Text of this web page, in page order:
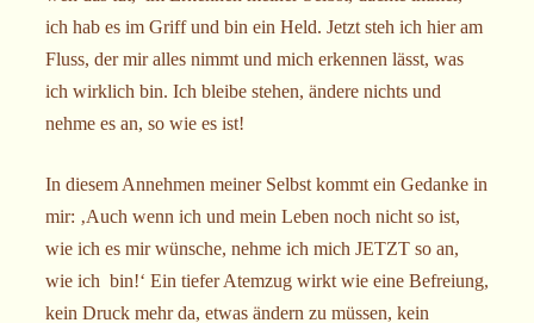
ich hab es im Griff und bin ein Held. Jetzt steh ich hier am
Fluss, der mir alles nimmt und mich erkennen lässt, was
ich wirklich bin. Ich bleibe stehen, ändere nichts und
nehme es an, so wie es ist!
In diesem Annehmen meiner Selbst kommt ein Gedanke in
mir: ‚Auch wenn ich und mein Leben noch nicht so ist,
wie ich es mir wünsche, nehme ich mich JETZT so an,
wie ich bin!‘ Ein tiefer Atemzug wirkt wie eine Befreiung,
kein Druck mehr da, etwas ändern zu müssen, kein